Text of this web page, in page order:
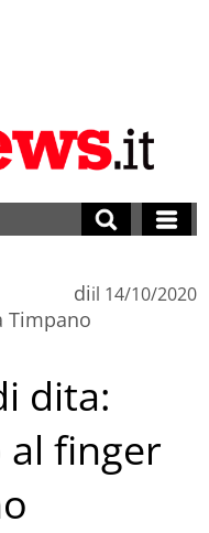
di
Timpano
il 14/10/2020
dita:
al finger